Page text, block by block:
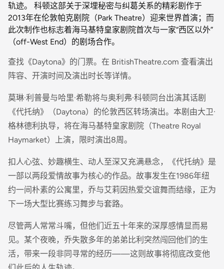
轨迹。 科顿这部关于深埋秘密与纠葛关系的精彩剧作于
2013年在伦敦帕克剧院（Park Theatre）迎来世界首演；而
此次制作也标志着海马基特皇家剧院首次与一家“西区以外”
（off-West End）的剧场合作。
查找《Daytona》的门票。在 BritishTheatre.com 查看演出
阵容、开演时间及演出时长等详情。
莫琳·利普曼与哈里·希勒将与奥利弗·科顿同台出演其话剧
《代托纳》（Daytona）的伦敦西区转场演出。本剧由大卫·
格林德利执导，将在海马基特皇家剧院（Theatre Royal
Haymarket）上演，限时演出8周。
扣人心弦、妙趣横生、动人至深又充满悬念，《代托纳》是
一部以两段爱情故事为核心的作品。故事发生在1986年纽
约一间朴素的公寓里，乔与艾莉因热爱交谊舞而结缘，正为
下一场大型比赛练习舞步与套路。
尽管两人常常斗嘴，但他们近五十年来的深厚感情显而易
见。某个夜晚，乔失散多年的弟弟比利突然闯回他们的生
活，带来一段非同寻常的经历——这则故事将彻底改变他